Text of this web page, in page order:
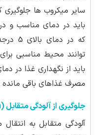
سایر میکروب ها
باید در دمای مناسب و
که
توانند محیط مناسبی
باید از نگهداری غذا در
مصرف غذاهای باقی
جلوگیری از آلودگی متقابل (Cross-contamination)
آلودگی متقابل به